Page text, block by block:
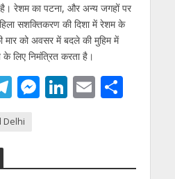
है। रेशम का पटना, और अन्य जगहों पर
सशक्तिकरण की दिशा में रेशम के
मार को अवसर में बदले की मुहिम में
लिए निमंत्रित करता है।
T
e
M Li E S
Delhi